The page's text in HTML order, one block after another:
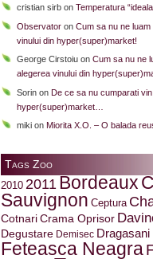
cristian sirb on Temperatura
Observator on Cum sa nu ne
vinului din hyper(super)market!
George Cirstoiu on Cum sa nu ne
alegerea vinului din
Sorin on De ce sa nu cumparati
hyper(super)market…
miki on Miorita X.O. – O balada
Tags Zoo
2010 2011 Bordeaux
Sauvignon Ceptura
Cotnari Crama Oprisor
Degustare Demisec Dragasani
Feteasca Neagra